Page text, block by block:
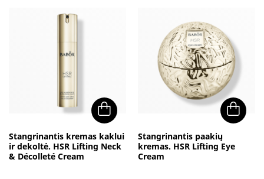
Stangrinantis kremas kaklui
ir dekoltė. HSR Lifting Neck
& Décolleté Cream
Stangrinantis paakių
kremas. HSR Lifting Eye
Cream